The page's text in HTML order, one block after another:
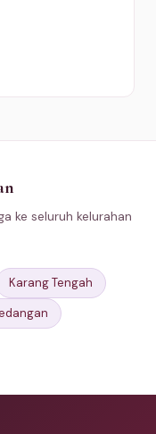
ke seluruh kelurahan
Karang Tengah